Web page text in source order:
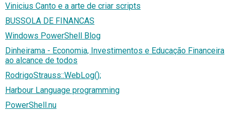
Vinicius Canto e a arte de criar scripts
BUSSOLA DE FINANCAS
Windows PowerShell Blog
Dinheirama - Economia, Investimentos e Educação Financeira
ao alcance de todos
RodrigoStrauss::WebLog();
Harbour Language programming
PowerShell.nu